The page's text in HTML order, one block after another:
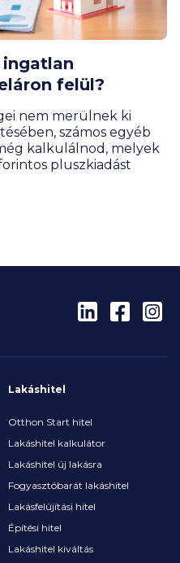
ingatlan
felül?
nem merülnek ki
számos egyéb
kalkulálnod, melyek
pluszkiadást
Lakáshitel
Otthon Start hitel
Lakáshitel kalkulátor
Lakáshitel új lakásra
Fogyasztóbarát lakáshitel
Lakásfelújítási hitel
Építési hitel
Lakáshitel kiváltás